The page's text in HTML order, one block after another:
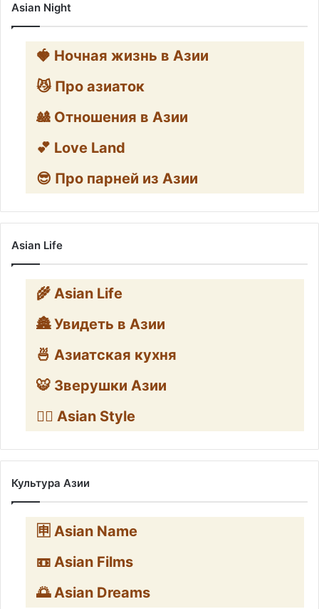
Asian Night
🍓 Ночная жизнь в Азии
😼 Про азиаток
🎎 Отношения в Азии
💕 Love Land
😎 Про парней из Азии
Asian Life
🌾 Asian Life
🏯 Увидеть в Азии
🍜 Азиатская кухня
🐯 Зверушки Азии
🧛‍♂️ Asian Style
Культура Азии
🈸 Asian Name
📼 Asian Films
🌅 Asian Dreams